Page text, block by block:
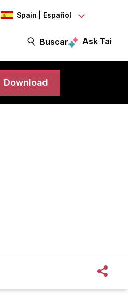
Spain | Español
Buscar Ask Tai
Download